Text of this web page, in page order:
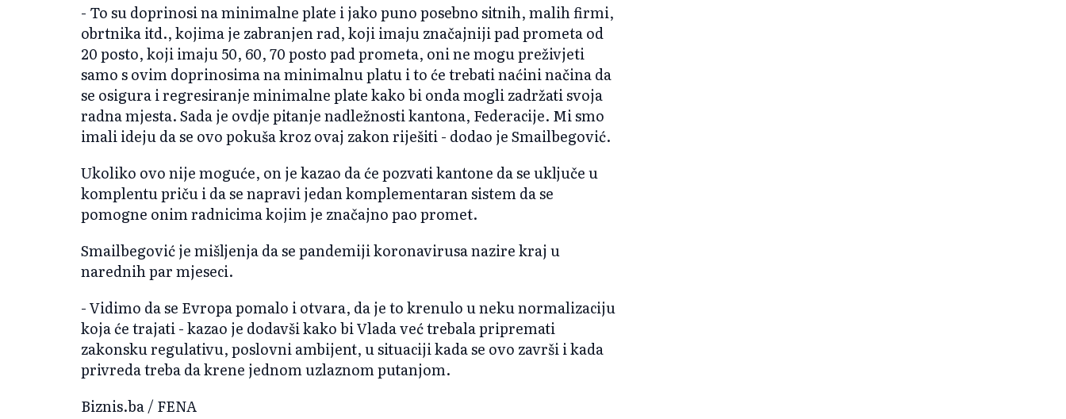
- To su doprinosi na minimalne plate i jako puno posebno sitnih, malih firmi,
obrtnika itd., kojima je zabranjen rad, koji imaju značajniji pad prometa od
20 posto, koji imaju 50, 60, 70 posto pad prometa, oni ne mogu preživjeti
samo s ovim doprinosima na minimalnu platu i to će trebati naćini načina da
se osigura i regresiranje minimalne plate kako bi onda mogli zadržati svoja
radna mjesta. Sada je ovdje pitanje nadležnosti kantona, Federacije. Mi smo
imali ideju da se ovo pokuša kroz ovaj zakon riješiti - dodao je Smailbegović.
Ukoliko ovo nije moguće, on je kazao da će pozvati kantone da se uključe u
komplentu priču i da se napravi jedan komplementaran sistem da se
pomogne onim radnicima kojim je značajno pao promet.
Smailbegović je mišljenja da se pandemiji koronavirusa nazire kraj u
narednih par mjeseci.
- Vidimo da se Evropa pomalo i otvara, da je to krenulo u neku normalizaciju
koja će trajati - kazao je dodavši kako bi Vlada već trebala pripremati
zakonsku regulativu, poslovni ambijent, u situaciji kada se ovo završi i kada
privreda treba da krene jednom uzlaznom putanjom.
Biznis.ba / FENA